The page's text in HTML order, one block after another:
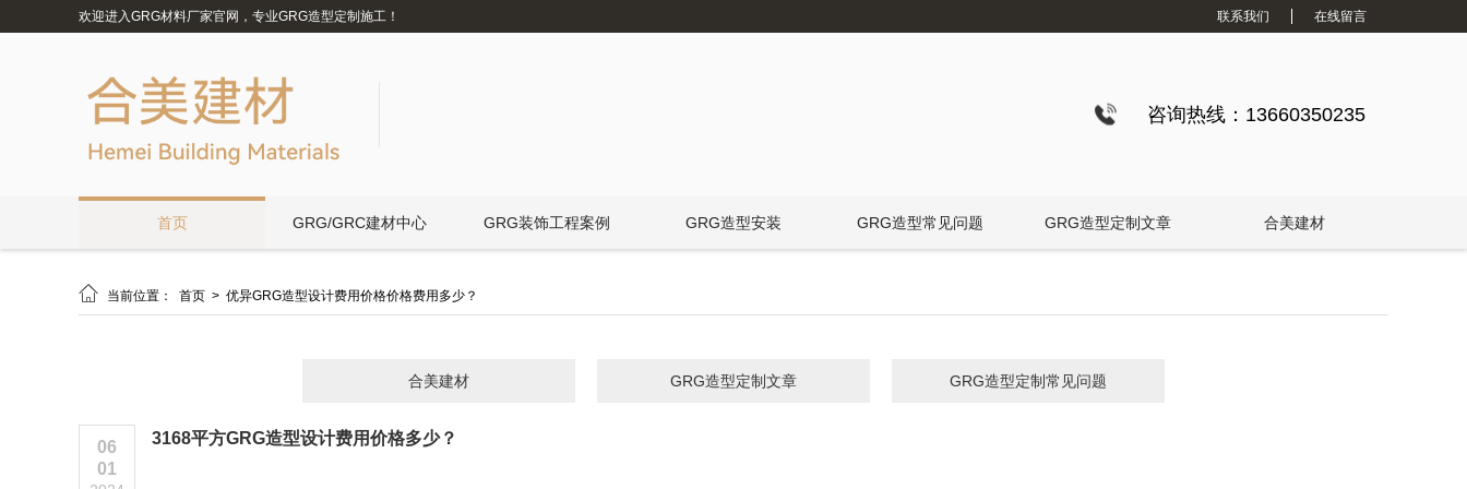
欢迎进入GRG材料厂家官网，专业GRG造型定制施工！ 联系我们 在线留言
咨询热线：13660350235
首页 GRG/GRC建材中心 GRG装饰工程案例 GRG造型安装 GRG造型常见问题 GRG造型定制文章 合美建材
 当前位置： 首页 > 优异GRG造型设计费用价格价格费用多少？
合美建材 GRG造型定制文章 GRG造型定制常见问题
06
01
3168平方GRG造型设计费用价格多少？